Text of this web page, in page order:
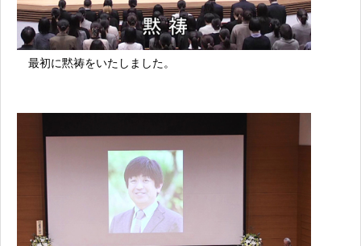
最初に黙祷をいたしました。